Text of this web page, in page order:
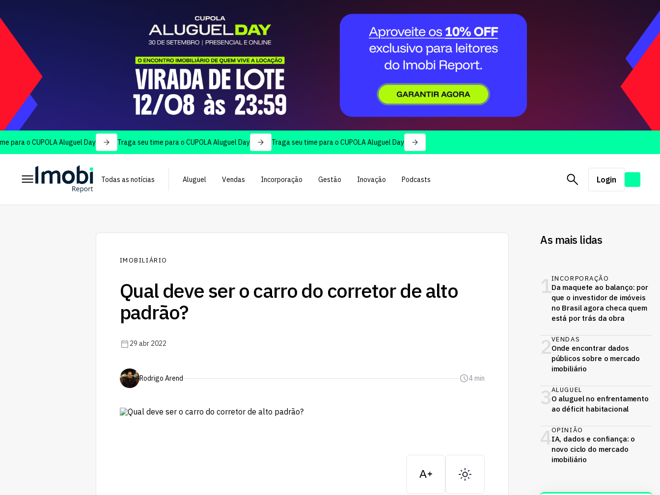
CUPOLA Aluguel Day Traga seu time para o CUPOLA Aluguel Day Traga seu time para o CUPOLA Aluguel Day
Todas as notícias Aluguel Vendas Incorporação Gestão Inovação Podcasts Login
IMOBILIÁRIO
Qual deve ser o carro do corretor de alto
padrão?
29 abr 2022
Rodrigo Arend 4 min
As mais lidas
1INCORPORAÇÃO
Da maquete ao balanço: por
que o investidor de imóveis
no Brasil agora checa quem
está por trás da obra
2VENDAS
Onde encontrar dados
públicos sobre o mercado
imobiliário
3ALUGUEL
O aluguel no enfrentamento
ao déficit habitacional
4OPINIÃO
IA, dados e confiança: o
novo ciclo do mercado
imobiliário